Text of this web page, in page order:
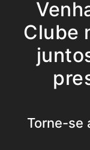
Clube
Torne-se